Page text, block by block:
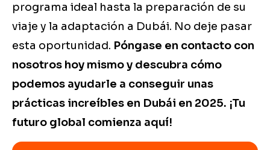
programa ideal hasta la preparación de su
viaje y la adaptación a Dubái. No deje pasar
esta oportunidad. Póngase en contacto con
nosotros hoy mismo y descubra cómo
podemos ayudarle a conseguir unas
prácticas increíbles en Dubái en 2025. ¡Tu
futuro global comienza aquí!